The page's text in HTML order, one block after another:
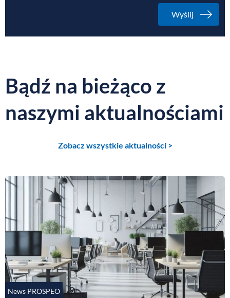
Bądź na bieżąco z
naszymi aktualnościami
Zobacz wszystkie aktualności >
News PROSPEO